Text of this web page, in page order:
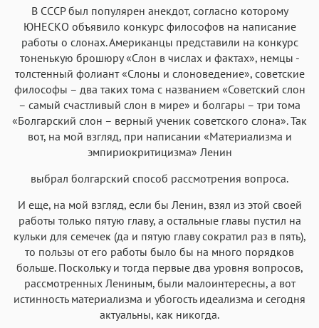
В СССР был популярен анекдот, согласно которому
ЮНЕСКО объявило конкурс философов на написание
работы о слонах. Американцы представили на конкурс
тоненькую брошюру «Слон в числах и фактах», немцы -
толстенный фолиант «Слоны и слоноведение», советские
философы – два таких тома с названием «Советский слон
– самый счастливый слон в мире» и болгары – три тома
«Болгарский слон – верный ученик советского слона». Так
вот, на мой взгляд, при написании «Материализма и
эмпириокритицизма» Ленин
выбрал болгарский способ рассмотрения вопроса.
И еще, на мой взгляд, если бы Ленин, взял из этой своей
работы только пятую главу, а остальные главы пустил на
кульки для семечек (да и пятую главу сократил раз в пять),
то пользы от его работы было бы на много порядков
больше. Поскольку и тогда первые два уровня вопросов,
рассмотренных Лениным, были малоинтересны, а вот
истинность материализма и убогость идеализма и сегодня
актуальны, как никогда.